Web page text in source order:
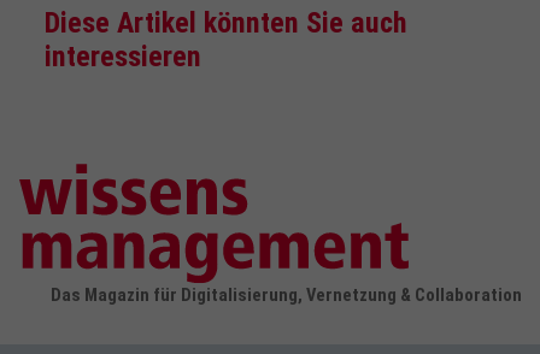
Diese Artikel könnten Sie auch
interessieren
Das Magazin für Digitalisierung, Vernetzung & Collaboration